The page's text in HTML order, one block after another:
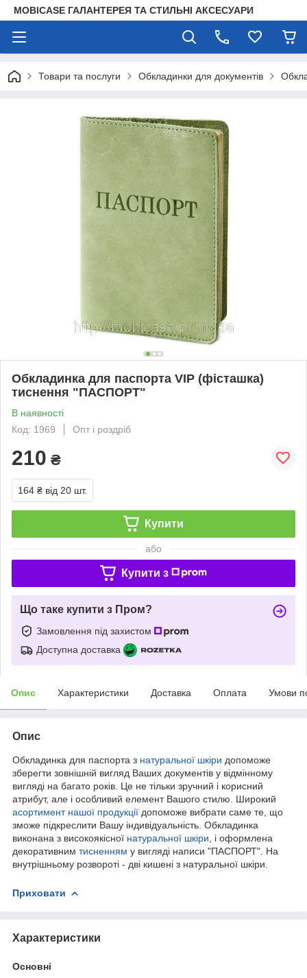
MOBICASE ГАЛАНТЕРЕЯ ТА СТИЛЬНІ АКСЕСУАРИ
Товари та послуги Обкладинки для документів
Обкладинка для паспорта VIP (фісташка)
тиснення "ПАСПОРТ"
В наявності
Код: 1969
Опт і роздріб
210 ₴
164 ₴ від 20 шт.
Купити
або
Купити з
Що таке купити з Пром?
Замовлення під захистом
Доступна доставка
Опис Характеристики Доставка Оплата Умови
Опис
Обкладинка для паспорта з натуральної шкіри допоможе
зберегти зовнішній вигляд Ваших документів у відмінному
вигляді на багато років. Це не тільки зручний і корисний
атрибут, але і особливий елемент Вашого стилю. Широкий
асортимент нашої продукції допоможе вибрати саме те, що
зможе підкреслити Вашу індивідуальність. Обкладинка
виконана з високоякісної натуральної шкіри , і оформлена
декоративним тисненням у вигляді написи "ПАСПОРТ". На
внутрішньому розвороті - дві кишені з натуральної шкіри.
Приховати
Характеристики
Основні